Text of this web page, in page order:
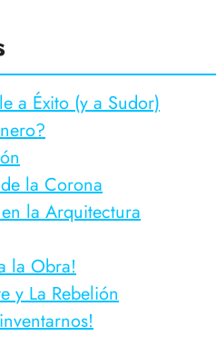
a Éxito (y a Sudor)
de la Corona
la Arquitectura
la Obra!
y La Rebelión